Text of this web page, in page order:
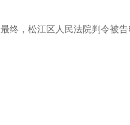
终，松江区人民法院判令被